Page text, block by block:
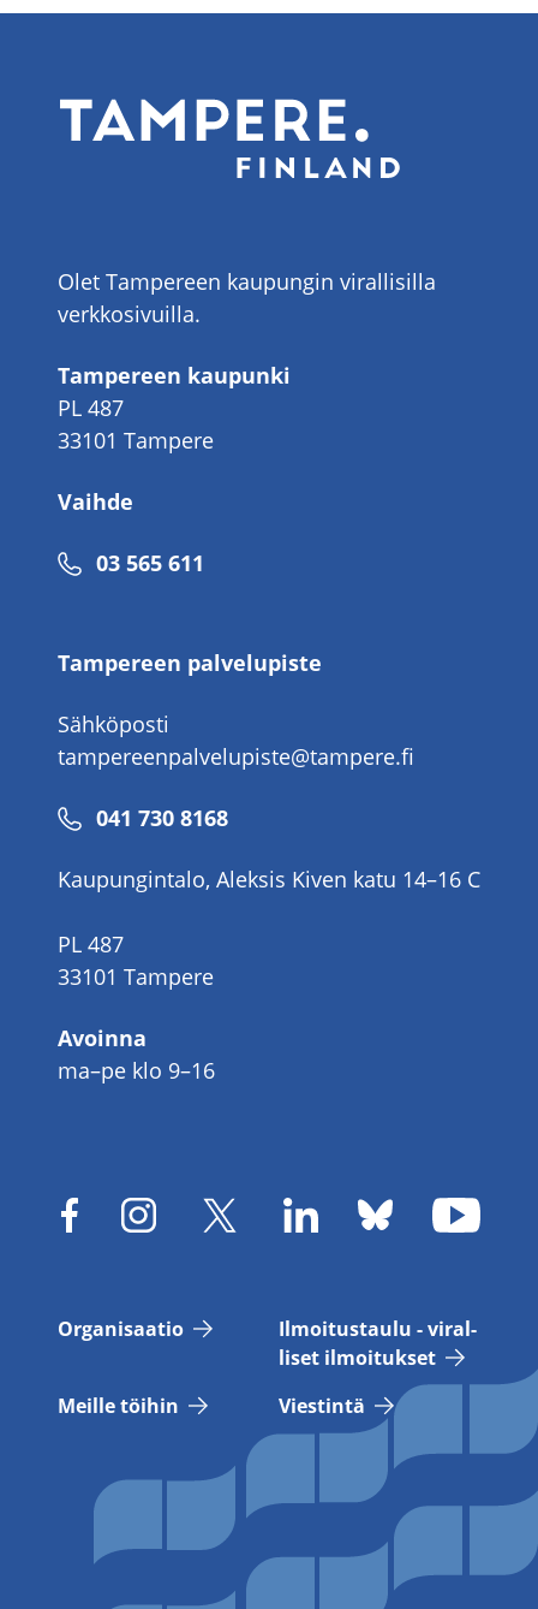
Olet Tampereen kaupungin virallisilla
verkkosivuilla.
Tampereen kaupunki
PL 487
33101 Tampere
Vaihde
Puhelinnumero
03 565 611
Tampereen palvelupiste
Sähköposti
tampereenpalvelupiste@tampere.fi
Puhelinnumero
041 730 8168
Kaupungintalo, Aleksis Kiven katu 14–16 C
PL 487
33101 Tampere
Avoinna
ma–pe klo 9–16
Or­ga­ni­saa­tio
Il­moi­tus­tau­lu - vi­ral­
li­set il­moi­tuk­set
Meil­le töi­hin
Vies­tin­tä